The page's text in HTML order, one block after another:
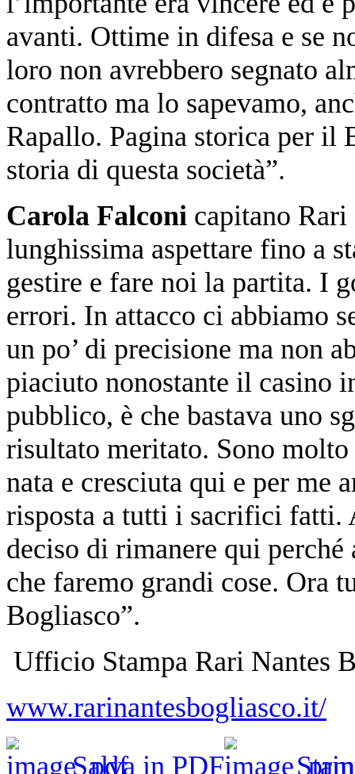
avanti. Ottime in difesa e se
loro non avrebbero segnato
contratto ma lo sapevamo,
Rapallo. Pagina storica per il
storia di questa società”.
Carola Falconi capitano Rari
lunghissima aspettare fino a
gestire e fare noi la partita. I
errori. In attacco ci abbiamo
un po’ di precisione ma non
piaciuto nonostante il casino
pubblico, è che bastava uno
risultato meritato. Sono molto
nata e cresciuta qui e per me
risposta a tutti i sacrifici fatti.
deciso di rimanere qui perché
che faremo grandi cose. Ora
Bogliasco”.
Ufficio Stampa Rari Nantes
www.rarinantesbogliasco.it/
Salva in PDF